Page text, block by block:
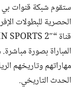
ستقوم شبكة قنوات بي
الحصرية للبطولات
المباراة بصورة
مهاراتهم وتاريخهم
الحدث التاريخي.